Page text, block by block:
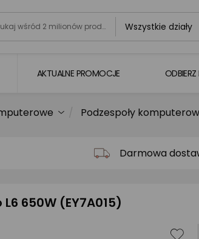
Wszystkie działy
AKTUALNE PROMOCJE
Podzespoły
Darmowa
650W (EY7A015)